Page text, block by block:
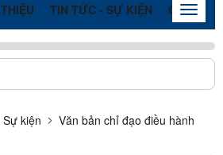
TIN TỨC - SỰ KIỆN CỔNGToggle
kiện Văn bản chỉ đạo điều hành